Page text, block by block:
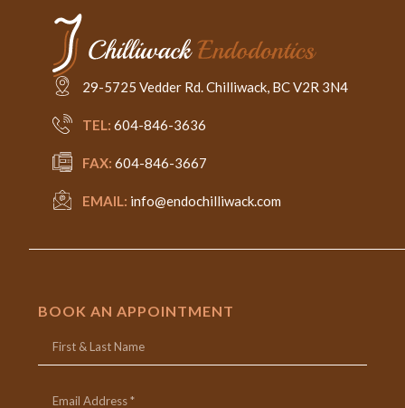
29-5725 Vedder Rd. Chilliwack, BC V2R 3N4
TEL: 604-846-3636
FAX: 604-846-3667
EMAIL: info@endochilliwack.com
BOOK AN APPOINTMENT